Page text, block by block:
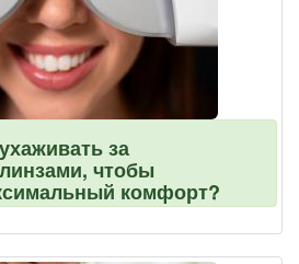
за
чтобы
комфорт?